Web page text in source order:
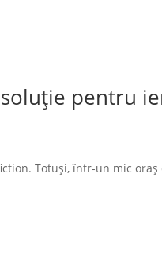
pentru
Totuși, într-un mic oraș